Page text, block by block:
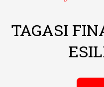
TAGASI